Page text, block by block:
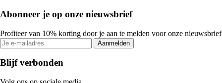
Abonneer je op onze nieuwsbrief
Profiteer van 10% korting door je aan te melden voor onze nieuwsbrief
Aanmelden
Blijf verbonden